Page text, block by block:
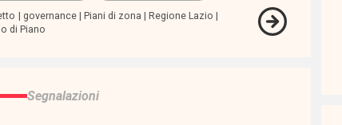
governance Piani di zona
Regione Lazio
di Piano
Segnalazioni